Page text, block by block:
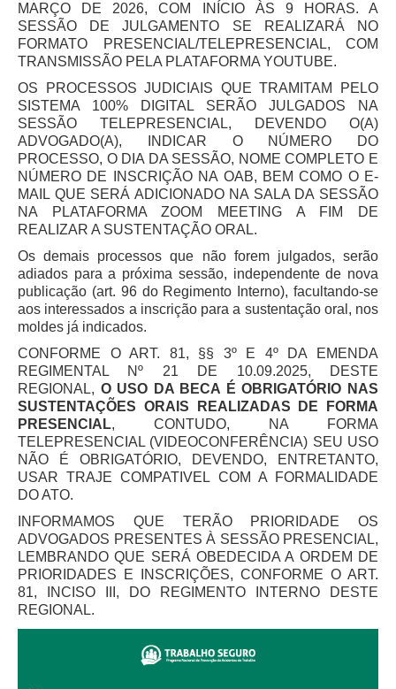
Comissão de Uniformização de Jurisprudência
Comitê de Gestão de Pessoas
Comitê de Atenção Integral à Saúde de Magistrados e
Servidores
Comitê de Segurança Permanente
Comitê de Combate ao Trabalho Infantil e de Estímulo à
Aprendizagem
Comitê de Incentivo à Participação Institucional Feminina
no âmbito do TRT-11
Comitê de Prevenção e Enfrentamento do Assédio
Moral, do Assédio Sexual e da Discriminação
Comissão Permanente de Gestão Socioambiental
no Âmbito do TRT11
Grupo Operacional do Centro de Inteligência
Comitê de Equidade de Raça, Gênero e Diversidade
Comitê PopRuaJud
Comissão de Justiça Itinerante
Automação e IA
Governança
Governança de TI
Governança das Contratações Obras
MARÇO DE 2026, COM INÍCIO ÀS 9 HORAS. A
SESSÃO DE JULGAMENTO SE REALIZARÁ NO
FORMATO PRESENCIAL/TELEPRESENCIAL, COM
TRANSMISSÃO PELA PLATAFORMA YOUTUBE.
OS PROCESSOS JUDICIAIS QUE TRAMITAM PELO
SISTEMA 100% DIGITAL SERÃO JULGADOS NA
SESSÃO TELEPRESENCIAL, DEVENDO O(A)
ADVOGADO(A), INDICAR O NÚMERO DO
PROCESSO, O DIA DA SESSÃO, NOME COMPLETO E
NÚMERO DE INSCRIÇÃO NA OAB, BEM COMO O E-
MAIL QUE SERÁ ADICIONADO NA SALA DA SESSÃO
NA PLATAFORMA ZOOM MEETING A FIM DE
REALIZAR A SUSTENTAÇÃO ORAL.
Os demais processos que não forem julgados, serão
adiados para a próxima sessão, independente de nova
publicação (art. 96 do Regimento Interno), facultando-se
aos interessados a inscrição para a sustentação oral, nos
moldes já indicados.
CONFORME O ART. 81, §§ 3º E 4º DA EMENDA
REGIMENTAL Nº 21 DE 10.09.2025, DESTE
REGIONAL, O USO DA BECA É OBRIGATÓRIO NAS
SUSTENTAÇÕES ORAIS REALIZADAS DE FORMA
PRESENCIAL, CONTUDO, NA FORMA
TELEPRESENCIAL (VIDEOCONFERÊNCIA) SEU USO
NÃO É OBRIGATÓRIO, DEVENDO, ENTRETANTO,
USAR TRAJE COMPATIVEL COM A FORMALIDADE
DO ATO.
INFORMAMOS QUE TERÃO PRIORIDADE OS
ADVOGADOS PRESENTES À SESSÃO PRESENCIAL,
LEMBRANDO QUE SERÁ OBEDECIDA A ORDEM DE
PRIORIDADES E INSCRIÇÕES, CONFORME O ART.
81, INCISO III, DO REGIMENTO INTERNO DESTE
REGIONAL.